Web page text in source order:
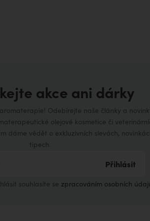
akce ani dárky
Odebírejte naše články a
olejové kosmetice či
dáme vědět o exkluzivních slevách,
tipech.
Přihlásit
souhlasíte se zpracováním osobních